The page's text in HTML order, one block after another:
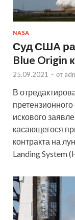
NASA
Суд США
Blue Origin
25.09.2021 - от
В
искового
касающегося
контракта на
Landing System